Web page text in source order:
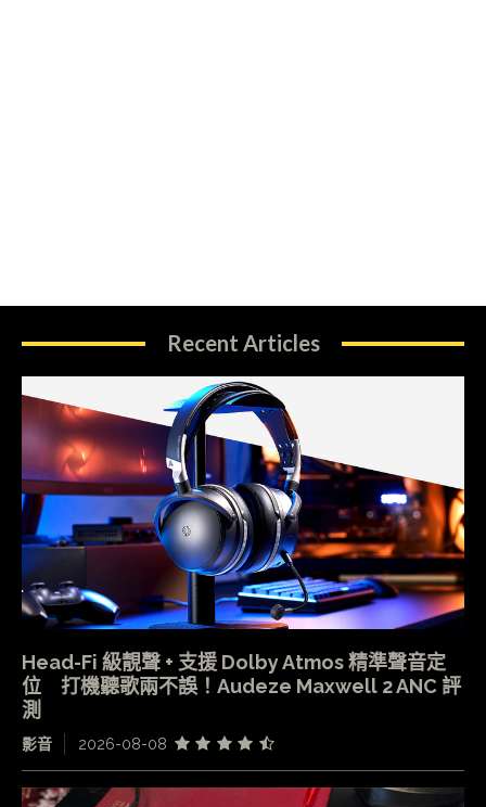
Recent Articles
Head-Fi 級靚聲 + 支援 Dolby Atmos 精準聲音定
位 打機聽歌兩不誤！Audeze Maxwell 2 ANC 評
測
影音 2026-08-08